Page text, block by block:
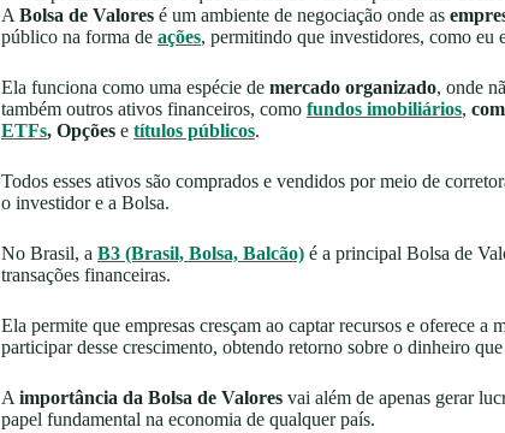
A Bolsa de Valores é um ambiente de negociação onde as
público na forma de ações, permitindo que investidores, como eu
Ela funciona como uma espécie de mercado organizado, onde
também outros ativos financeiros, como fundos imobiliários,
ETFs, Opções e títulos públicos.
Todos esses ativos são comprados e vendidos por meio de
o investidor e a Bolsa.
No Brasil, a B3 (Brasil, Bolsa, Balcão) é a principal Bolsa de
transações financeiras.
Ela permite que empresas cresçam ao captar recursos e oferece a
participar desse crescimento, obtendo retorno sobre o dinheiro
A importância da Bolsa de Valores vai além de apenas gerar
papel fundamental na economia de qualquer país.